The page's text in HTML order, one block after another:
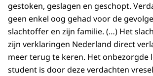
gestoken, geslagen en geschopt.
geen enkel oog gehad voor de
slachtoffer en zijn familie. (…) Het
zijn verklaringen Nederland direct
meer terug te keren. Het onbezorgde
student is door deze verdachten